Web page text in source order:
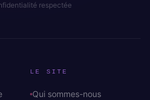
respectée
LE SITE
Qui sommes-nous